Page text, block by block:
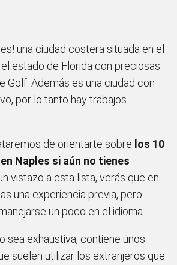
una ciudad costera situada en el
estado de Florida con preciosas
Golf. Además es una ciudad con
por lo tanto hay trabajos
de orientarte sobre los 10
Naples si aún no tienes
vistazo a esta lista, verás que en
una experiencia previa, pero
un poco en el idioma.
sea exhaustiva, contiene unos
suelen utilizar los extranjeros que